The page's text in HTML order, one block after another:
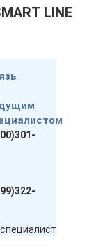
LINE